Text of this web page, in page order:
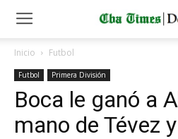
Inicio Futbol
Futbol Primera División
Boca le ganó a
mano de Tévez